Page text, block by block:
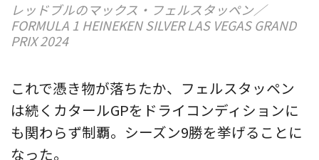
レッドブルのマックス・フェルスタッペン／
FORMULA 1 HEINEKEN SILVER LAS VEGAS GRAND
PRIX 2024
これで憑き物が落ちたか、フェルスタッペン
は続くカタールGPをドライコンディションに
も関わらず制覇。シーズン9勝を挙げることに
なった。